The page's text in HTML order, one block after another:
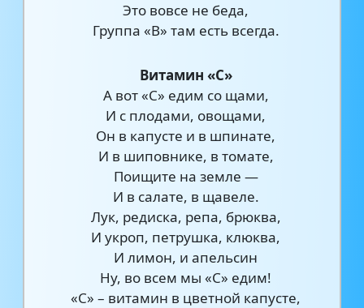
Это вовсе не беда,
Группа «В» там есть всегда.
Витамин «С»
А вот «С» едим со щами,
И с плодами, овощами,
Он в капусте и в шпинате,
И в шиповнике, в томате,
Поищите на земле —
И в салате, в щавеле.
Лук, редиска, репа, брюква,
И укроп, петрушка, клюква,
И лимон, и апельсин
Ну, во всем мы «С» едим!
«С» – витамин в цветной капусте,